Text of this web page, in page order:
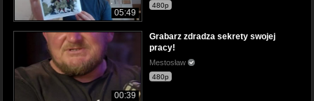
05:49
480p
00:39
Grabarz zdradza sekrety swojej
pracy!
Mestosław
480p